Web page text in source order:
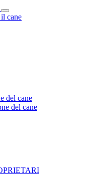
cane
del cane
del cane